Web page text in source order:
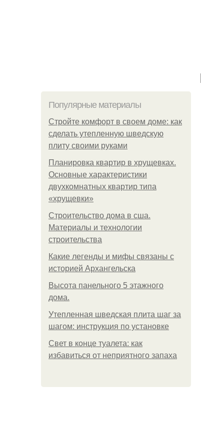
Популярные материалы
Стройте комфорт в своем доме: как
сделать утепленную шведскую
плиту своими руками
Планировка квартир в хрущевках.
Основные характеристики
двухкомнатных квартир типа
«хрущевки»
Строительство дома в сша.
Материалы и технологии
строительства
Какие легенды и мифы связаны с
историей Архангельска
Высота панельного 5 этажного
дома.
Утепленная шведская плита шаг за
шагом: инструкция по установке
Свет в конце туалета: как
избавиться от неприятного запаха